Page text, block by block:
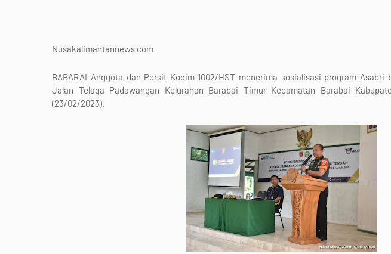
Nusakalimantannews com
BABARAI-Anggota dan Persit Kodim 1002/HST menerima sosialisasi program Asabri
Jalan Telaga Padawangan Kelurahan Barabai Timur Kecamatan Barabai
(23/02/2023).